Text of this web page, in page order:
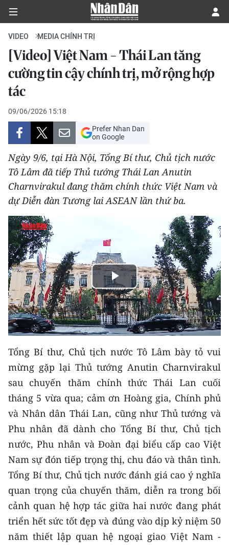
CHÍNH TRỊ
KINH TẾ
VĂN HÓA
XÃ HỘI
PHÁP LUẬT
DU LỊCH
THẾ GIỚI
THỂ THAO
GIÁO DỤC
Y TẾ
KHOA HỌC - CÔNG NGHỆ
BẠN ĐỌC
KIỂM CHỨNG THÔNG TIN
TRI THỨC CHUYÊN SÂU
54 DÂN TỘC VIỆT NAM
CHƯƠNG TRÌNH OCOP - MỖI XÃ
MỘT SẢN PHẨM
RADIO
MEDIA CENTER
VIDEO MEDIA CHÍNH TRỊ
[Video] Việt Nam - Thái Lan tăng
cường tin cậy chính trị, mở rộng hợp
tác
09/06/2026 15:18
Prefer Nhan Dan
on Google
Ngày 9/6, tại Hà Nội, Tổng Bí thư, Chủ tịch nước
Tô Lâm đã tiếp Thủ tướng Thái Lan Anutin
Charnvirakul đang thăm chính thức Việt Nam và
dự Diễn đàn Tương lai ASEAN lần thứ ba.
Play
Video
Tổng Bí thư, Chủ tịch nước Tô Lâm bày tỏ vui
mừng gặp lại Thủ tướng Anutin Charnvirakul
sau chuyến thăm chính thức Thái Lan cuối
tháng 5 vừa qua; cảm ơn Hoàng gia, Chính phủ
và Nhân dân Thái Lan, cũng như Thủ tướng và
Phu nhân đã dành cho Tổng Bí thư, Chủ tịch
nước, Phu nhân và Đoàn đại biểu cấp cao Việt
Nam sự đón tiếp trọng thị, chu đáo và thân tình.
Tổng Bí thư, Chủ tịch nước đánh giá cao ý nghĩa
quan trọng của chuyến thăm, diễn ra trong bối
cảnh quan hệ hợp tác giữa hai nước đang phát
triển hết sức tốt đẹp và đúng vào dịp kỷ niệm 50
năm thiết lập quan hệ ngoại giao Việt Nam -